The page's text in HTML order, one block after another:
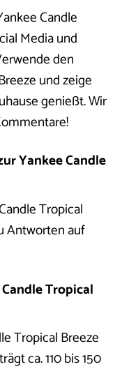
Candle
Media und
den
und zeige
genießt. Wir
Yankee Candle
Tropical
Antworten auf
Tropical
Tropical Breeze
ca. 110 bis 150